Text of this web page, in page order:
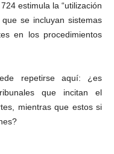
estimula la “utilización
se incluyan sistemas
en los procedimientos
repetirse aquí: ¿es
que incitan el
mientras que estos si